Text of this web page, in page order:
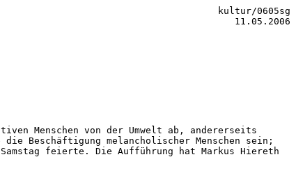
kultur/0605sg
11.05.2006
Menschen von der Umwelt ab, andererseits
Beschäftigung melancholischer Menschen sein;
feierte. Die Aufführung hat Markus Hiereth